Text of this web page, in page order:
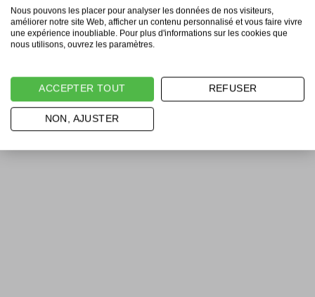
Nous pouvons les placer pour analyser les données de nos visiteurs,
améliorer notre site Web, afficher un contenu personnalisé et vous faire vivre
une expérience inoubliable. Pour plus d'informations sur les cookies que
nous utilisons, ouvrez les paramètres.
ACCEPTER TOUT REFUSER
NON, AJUSTER